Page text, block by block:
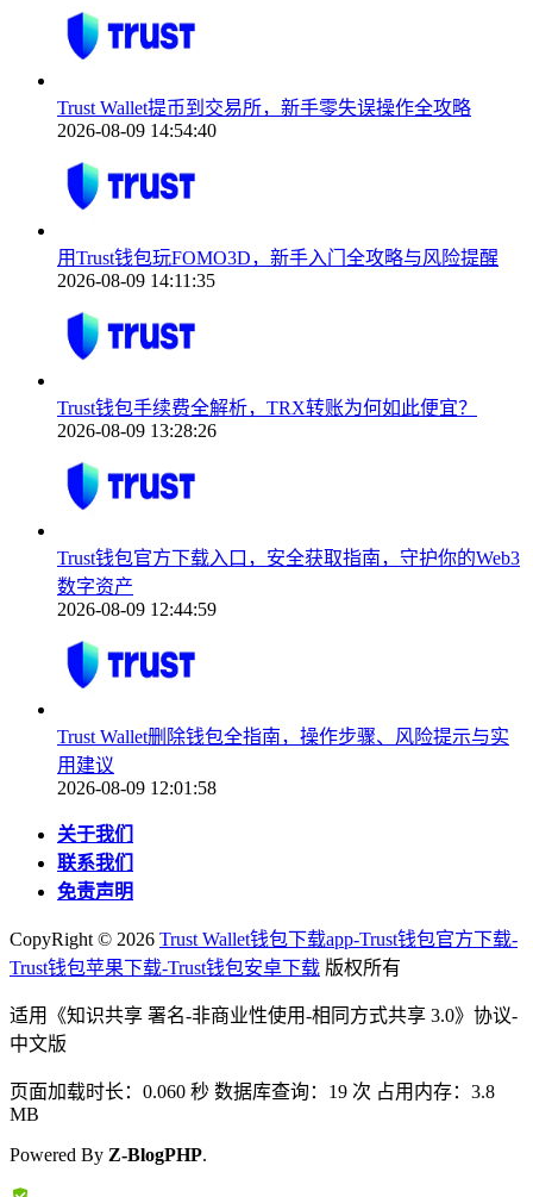
Trust Wallet提币到交易所，新手零失误操作全攻略
2026-08-09 14:54:40
用Trust钱包玩FOMO3D，新手入门全攻略与风险提醒
2026-08-09 14:11:35
Trust钱包手续费全解析，TRX转账为何如此便宜？
2026-08-09 13:28:26
Trust钱包官方下载入口，安全获取指南，守护你的Web3
数字资产
2026-08-09 12:44:59
Trust Wallet删除钱包全指南，操作步骤、风险提示与实
用建议
2026-08-09 12:01:58
关于我们
联系我们
免责声明
CopyRight © 2026 Trust Wallet钱包下载app-Trust钱包官方下载-
Trust钱包苹果下载-Trust钱包安卓下载 版权所有
适用《知识共享 署名-非商业性使用-相同方式共享 3.0》协议-
中文版
页面加载时长：0.060 秒 数据库查询：19 次 占用内存：3.8
MB
Powered By Z-BlogPHP.